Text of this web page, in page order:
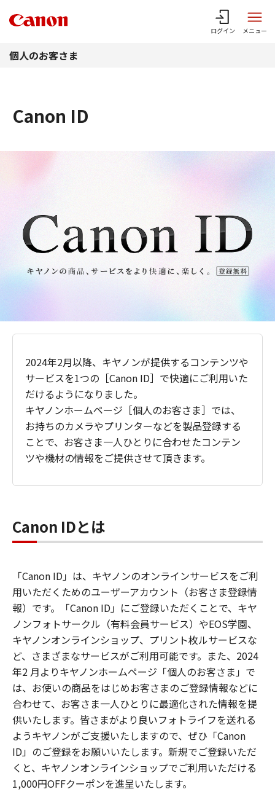
ログイン メニュー
個人のお客さま
Canon ID
2024年2月以降、キヤノンが提供するコンテンツや
サービスを1つの［Canon ID］で快適にご利用いた
だけるようになりました。
キヤノンホームページ［個人のお客さま］では、
お持ちのカメラやプリンターなどを製品登録する
ことで、お客さま一人ひとりに合わせたコンテン
ツや機材の情報をご提供させて頂きます。
Canon IDとは
「Canon ID」は、キヤノンのオンラインサービスをご利
用いただくためのユーザーアカウント（お客さま登録情
報）です。「Canon ID」にご登録いただくことで、キヤ
ノンフォトサークル（有料会員サービス）やEOS学園、
キヤノンオンラインショップ、プリント枚ルサービスな
ど、さまざまなサービスがご利用可能です。また、2024
年2 月よりキヤノンホームページ「個人のお客さま」で
は、お使いの商品をはじめお客さまのご登録情報などに
合わせて、お客さま一人ひとりに最適化された情報を提
供いたします。皆さまがより良いフォトライフを送れる
ようキヤノンがご支援いたしますので、ぜひ「Canon
ID」のご登録をお願いいたします。新規でご登録いただ
くと、キヤノンオンラインショップでご利用いただける
1,000円OFFクーポンを進呈いたします。